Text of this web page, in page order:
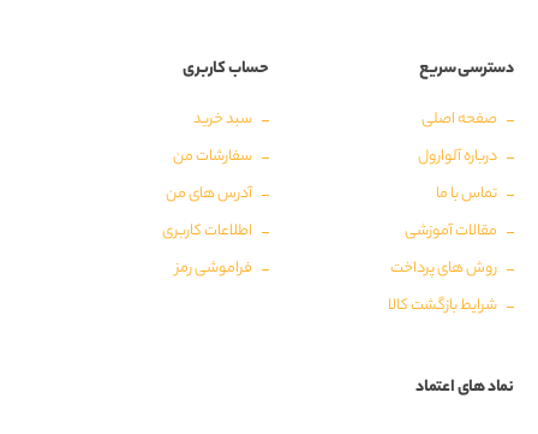
دسترسی سریع
صفحه اصلی
درباره آلوارول
تماس با ما
مقالات آموزشی
روش های پرداخت
شرایط بازگشت کالا
حساب کاربری
سبد خرید
سفارشات من
آدرس های من
اطلاعات کاربری
فراموشی رمز
نماد های اعتماد